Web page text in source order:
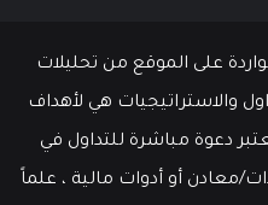
على الموقع من تحليلات
والاستراتيجيات هي لأهداف
دعوة مباشرة للتداول في
أو أدوات مالية ، علماً